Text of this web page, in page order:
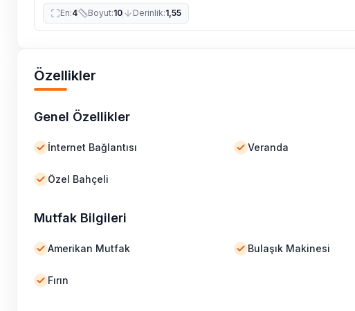
En:4 Boyut:10 Derinlik:1,55
Özellikler
Genel Özellikler
İnternet Bağlantısı Veranda
Özel Bahçeli
Mutfak Bilgileri
Amerikan Mutfak Bulaşık Makinesi
Fırın